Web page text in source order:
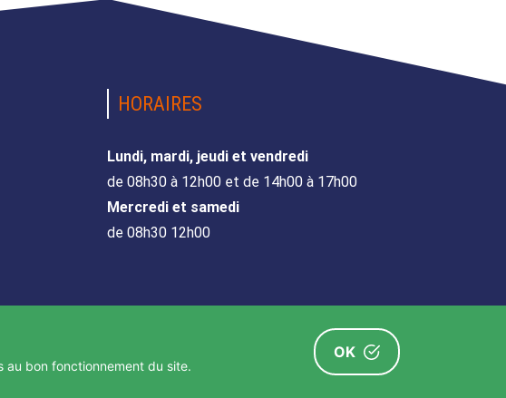
HORAIRES
Lundi, mardi, jeudi et vendredi
de 08h30 à 12h00 et de 14h00 à 17h00
Mercredi et samedi
de 08h30 12h00
au bon fonctionnement du site.
OK